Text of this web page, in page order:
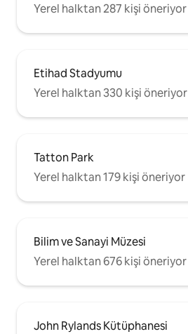
Yerel halktan 287 kişi öneriyor
Etihad Stadyumu
Yerel halktan 330 kişi öneriyor
Tatton Park
Yerel halktan 179 kişi öneriyor
Bilim ve Sanayi Müzesi
Yerel halktan 676 kişi öneriyor
John Rylands Kütüphanesi